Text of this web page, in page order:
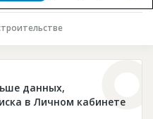
данных,
в Личном кабинете